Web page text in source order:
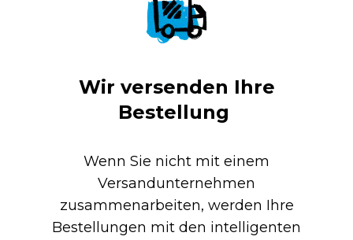
Wir versenden Ihre
Bestellung
Wenn Sie nicht mit einem
Versandunternehmen
zusammenarbeiten, werden Ihre
Bestellungen mit den intelligenten